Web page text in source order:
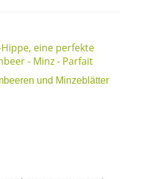
und Minzeblätter